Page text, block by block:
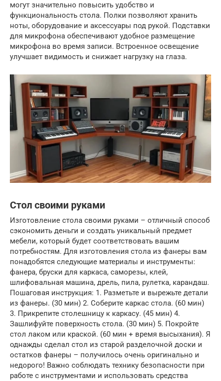
могут значительно повысить удобство и
функциональность стола. Полки позволяют хранить
ноты, оборудование и аксессуары под рукой. Подставки
для микрофона обеспечивают удобное размещение
микрофона во время записи. Встроенное освещение
улучшает видимость и снижает нагрузку на глаза.
Стол своими руками
Изготовление стола своими руками – отличный способ
сэкономить деньги и создать уникальный предмет
мебели, который будет соответствовать вашим
потребностям. Для изготовления стола из фанеры вам
понадобятся следующие материалы и инструменты:
фанера, бруски для каркаса, саморезы, клей,
шлифовальная машина, дрель, пила, рулетка, карандаш.
Пошаговая инструкция: 1. Разметьте и вырежьте детали
из фанеры. (30 мин) 2. Соберите каркас стола. (60 мин)
3. Прикрепите столешницу к каркасу. (45 мин) 4.
Зашлифуйте поверхность стола. (30 мин) 5. Покройте
стол лаком или краской. (60 мин + время высыхания). Я
однажды сделал стол из старой разделочной доски и
остатков фанеры – получилось очень оригинально и
недорого! Важно соблюдать технику безопасности при
работе с инструментами и использовать средства